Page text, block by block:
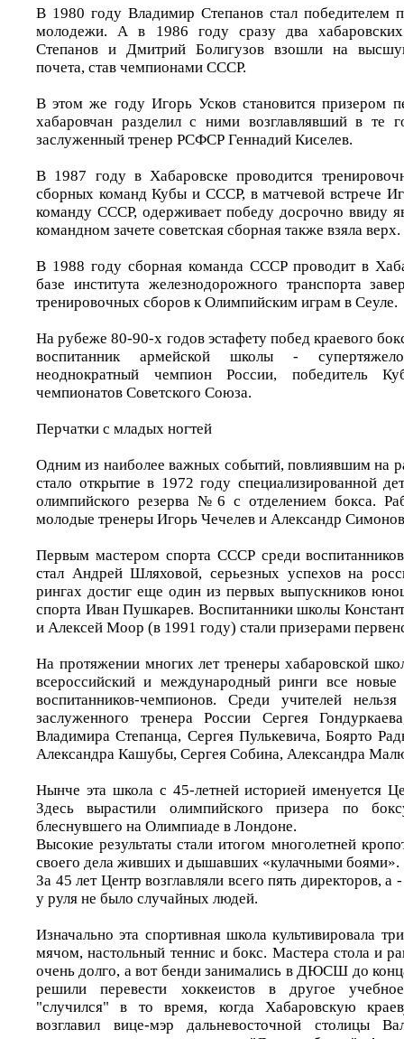
В 1980 году Владимир Степанов стал победителем
молодежи. А в 1986 году сразу два
Степанов и Дмитрий Болигузов взошли на
почета, став чемпионами СССР.
В этом же году Игорь Усков становится призером
хабаровчан разделил с ними возглавлявший в те
заслуженный тренер РСФСР Геннадий Киселев.
В 1987 году в Хабаровске проводится
сборных команд Кубы и СССР, в матчевой встрече
команду СССР, одерживает победу досрочно ввиду
командном зачете советская сборная также взяла верх.
В 1988 году сборная команда СССР проводит в
базе института железнодорожного транспорта
тренировочных сборов к Олимпийским играм в Сеуле.
На рубеже 80-90-х годов эстафету побед краевого
воспитанник армейской школы -
неоднократный чемпион России, победитель
чемпионатов Советского Союза.
Перчатки с младых ногтей
Одним из наиболее важных событий, повлиявшим на
стало открытие в 1972 году специализированной
олимпийского резерва №6 с отделением бокса.
молодые тренеры Игорь Чечелев и Александр
Первым мастером спорта СССР среди
стал Андрей Шляховой, серьезных успехов на
рингах достиг еще один из первых выпускников
спорта Иван Пушкарев. Воспитанники школы
и Алексей Моор (в 1991 году) стали призерами
На протяжении многих лет тренеры хабаровской
всероссийский и международный ринги все
воспитанников-чемпионов. Среди учителей
заслуженного тренера России Сергея
Владимира Степанца, Сергея Пулькевича, Боярто
Александра Кашубы, Сергея Собина, Александра
Нынче эта школа с 45-летней историей именуется
Здесь вырастили олимпийского призера по
блеснувшего на Олимпиаде в Лондоне.
Высокие результаты стали итогом многолетней
своего дела живших и дышавших «кулачными боями».
За 45 лет Центр возглавляли всего пять директоров, а
у руля не было случайных людей.
Изначально эта спортивная школа культивировала
мячом, настольный теннис и бокс. Мастера стола и
очень долго, а вот бенди занимались в ДЮСШ до
решили перевести хоккеистов в другое
"случился" в то время, когда Хабаровскую
возглавил вице-мэр дальневосточной столицы